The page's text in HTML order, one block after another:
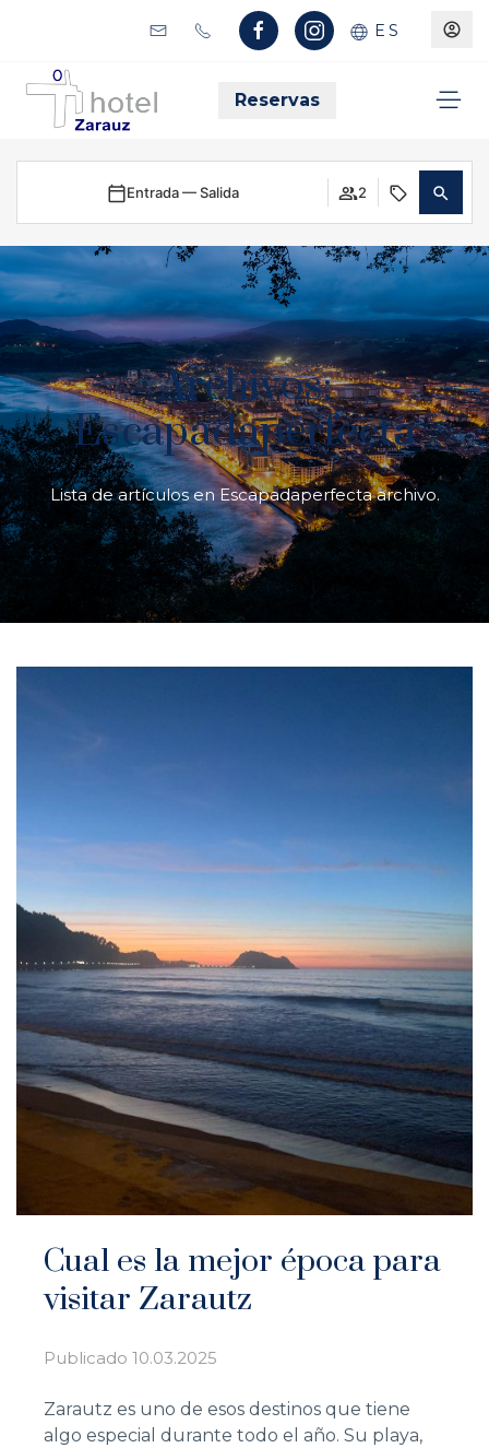
ES
Reservas
Entrada — Salida 2
Archivos:
Escapadaperfecta
Lista de artículos en Escapadaperfecta archivo.
Cual es la mejor época para
visitar Zarautz
Publicado 10.03.2025
Zarautz es uno de esos destinos que tiene
algo especial durante todo el año. Su playa,